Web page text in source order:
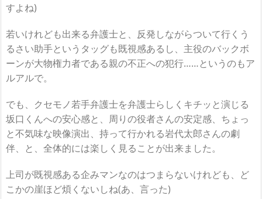
すよね)
若いけれども出来る弁護士と、反発しながらついて行くう
るさい助手というタッグも既視感あるし、主役のバックボ
ーンが大物権力者である親の不正への犯行……というのもア
ルアルで。
でも、クセモノ若手弁護士を弁護士らしくキチッと演じる
坂口くんへの安心感と、周りの役者さんの安定感、ちょっ
と不気味な映像演出、持って行かれる岩代太郎さんの劇
伴、と、全体的には楽しく見ることが出来ました。
上司が既視感ある企みマンなのはつまらないけれども、ど
こかの崖ほど煩くないしね(あ、言った)